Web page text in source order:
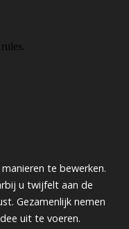
te bewerken.
u twijfelt aan de
Gezamenlijk nemen
uit te voeren.